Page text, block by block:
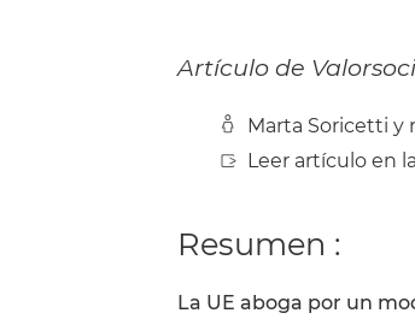
Artículo de
Marta Soricetti y
Leer artículo en
Resumen :
La UE aboga por un